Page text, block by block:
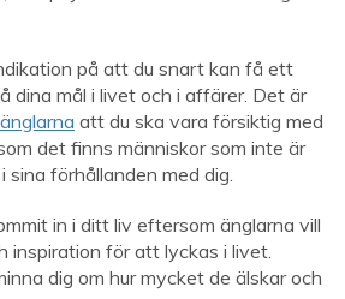
på att du snart kan få ett
dina mål i livet och i affärer. Det är
att du ska vara försiktig med
det finns människor som inte är
sina förhållanden med dig.
in i ditt liv eftersom änglarna vill
inspiration för att lyckas i livet.
dig om hur mycket de älskar och